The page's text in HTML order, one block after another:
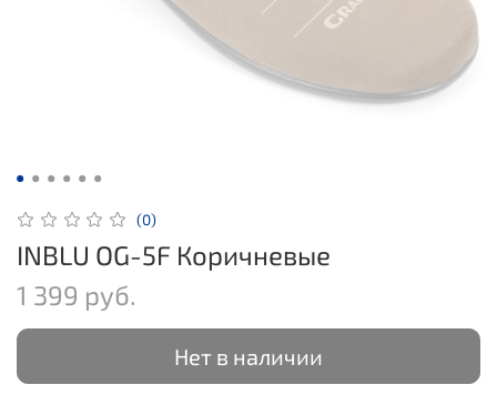
(0)
INBLU OG-5F Коричневые
1 399 руб.
Нет в наличии